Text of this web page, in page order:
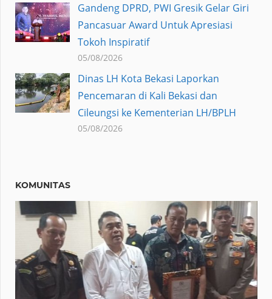
Gandeng DPRD, PWI Gresik Gelar Giri
Pancasuar Award Untuk Apresiasi
Tokoh Inspiratif
05/08/2026
Dinas LH Kota Bekasi Laporkan
Pencemaran di Kali Bekasi dan
Cileungsi ke Kementerian LH/BPLH
05/08/2026
KOMUNITAS